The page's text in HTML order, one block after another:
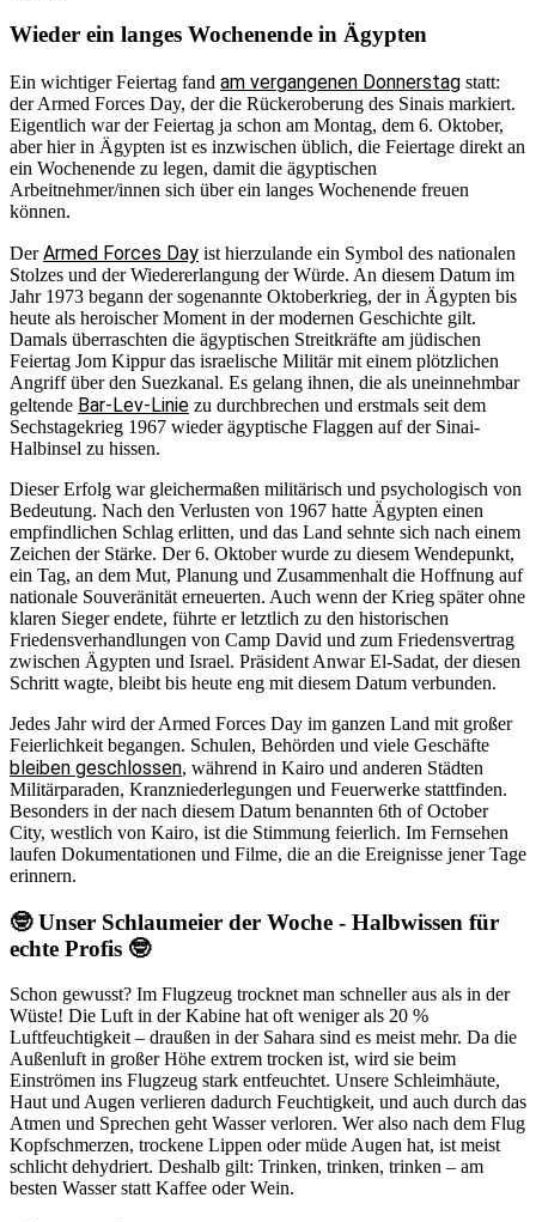
Wieder ein langes Wochenende in Ägypten
Ein wichtiger Feiertag fand am vergangenen Donnerstag statt:
der Armed Forces Day, der die Rückeroberung des Sinais markiert.
Eigentlich war der Feiertag ja schon am Montag, dem 6. Oktober,
aber hier in Ägypten ist es inzwischen üblich, die Feiertage direkt an
ein Wochenende zu legen, damit die ägyptischen
Arbeitnehmer/innen sich über ein langes Wochenende freuen
können.
DerArmed Forces Day ist hierzulande ein Symbol des nationalen
Stolzes und der Wiedererlangung der Würde. An diesem Datum im
Jahr 1973 begann der sogenannte Oktoberkrieg, der in Ägypten bis
heute als heroischer Moment in der modernen Geschichte gilt.
Damals überraschten die ägyptischen Streitkräfte am jüdischen
Feiertag Jom Kippur das israelische Militär mit einem plötzlichen
Angriff über den Suezkanal. Es gelang ihnen, die als uneinnehmbar
geltende Bar-Lev-Linie zu durchbrechen und erstmals seit dem
Sechstagekrieg 1967 wieder ägyptische Flaggen auf der Sinai-
Halbinsel zu hissen.
Dieser Erfolg war gleichermaßen militärisch und psychologisch von
Bedeutung. Nach den Verlusten von 1967 hatte Ägypten einen
empfindlichen Schlag erlitten, und das Land sehnte sich nach einem
Zeichen der Stärke. Der 6. Oktober wurde zu diesem Wendepunkt,
ein Tag, an dem Mut, Planung und Zusammenhalt die Hoffnung auf
nationale Souveränität erneuerten. Auch wenn der Krieg später ohne
klaren Sieger endete, führte er letztlich zu den historischen
Friedensverhandlungen von Camp David und zum Friedensvertrag
zwischen Ägypten und Israel. Präsident Anwar El-Sadat, der diesen
Schritt wagte, bleibt bis heute eng mit diesem Datum verbunden.
Jedes Jahr wird der Armed Forces Day im ganzen Land mit großer
Feierlichkeit begangen. Schulen, Behörden und viele Geschäfte
bleiben geschlossen, während in Kairo und anderen Städten
Militärparaden, Kranzniederlegungen und Feuerwerke stattfinden.
Besonders in der nach diesem Datum benannten 6th of October
City, westlich von Kairo, ist die Stimmung feierlich. Im Fernsehen
laufen Dokumentationen und Filme, die an die Ereignisse jener Tage
erinnern.
🤓 Unser Schlaumeier der Woche - Halbwissen für
echte Profis 🤓
Schon gewusst? Im Flugzeug trocknet man schneller aus als in der
Wüste! Die Luft in der Kabine hat oft weniger als 20 %
Luftfeuchtigkeit – draußen in der Sahara sind es meist mehr. Da die
Außenluft in großer Höhe extrem trocken ist, wird sie beim
Einströmen ins Flugzeug stark entfeuchtet. Unsere Schleimhäute,
Haut und Augen verlieren dadurch Feuchtigkeit, und auch durch das
Atmen und Sprechen geht Wasser verloren. Wer also nach dem Flug
Kopfschmerzen, trockene Lippen oder müde Augen hat, ist meist
schlicht dehydriert. Deshalb gilt: Trinken, trinken, trinken – am
besten Wasser statt Kaffee oder Wein.